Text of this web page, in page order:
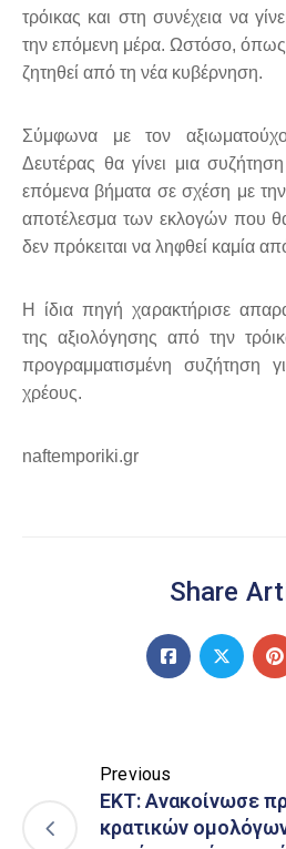
τρόικας και στη συνέχεια να
την επόμενη μέρα. Ωστόσο, όπως
ζητηθεί από τη νέα κυβέρνηση.
Σύμφωνα με τον
Δευτέρας θα γίνει μια συζήτηση
επόμενα βήματα σε σχέση με
αποτέλεσμα των εκλογών που
δεν πρόκειται να ληφθεί καμία
Η ίδια πηγή χαρακτήρισε
της αξιολόγησης από την
προγραμματισμένη συζήτηση
χρέους.
naftemporiki.gr
Share
Previous
ΕΚΤ: Ανακοίνωσε
κρατικών